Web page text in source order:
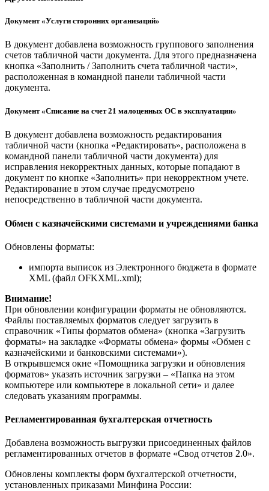
Документ «Услуги сторонних организаций»
В документ добавлена возможность группового заполнения
счетов табличной части документа. Для этого предназначена
кнопка «Заполнить / Заполнить счета табличной части»,
расположенная в командной панели табличной части
документа.
Документ «Списание на счет 21 малоценных ОС в эксплуатации»
В документ добавлена возможность редактирования
табличной части (кнопка «Редактировать», расположена в
командной панели табличной части документа) для
исправления некорректных данных, которые попадают в
документ по кнопке «Заполнить» при некорректном учете.
Редактирование в этом случае предусмотрено
непосредственно в табличной части документа.
Обмен с казначейскими системами и учреждениями банка
Обновлены форматы:
импорта выписок из Электронного бюджета в формате
XML (файл OFKXML.xml);
Внимание!
При обновлении конфигурации форматы не обновляются.
Файлы поставляемых форматов следует загрузить в
справочник «Типы форматов обмена» (кнопка «Загрузить
форматы» на закладке «Форматы обмена» формы «Обмен с
казначейскими и банковскими системами»).
В открывшемся окне «Помощника загрузки и обновления
форматов» указать источник загрузки – «Папка на этом
компьютере или компьютере в локальной сети» и далее
следовать указаниям программы.
Регламентированная бухгалтерская отчетность
Добавлена возможность выгрузки присоединенных файлов
регламентированных отчетов в формате «Свод отчетов 2.0».
Обновлены комплекты форм бухгалтерской отчетности,
установленных приказами Минфина России: